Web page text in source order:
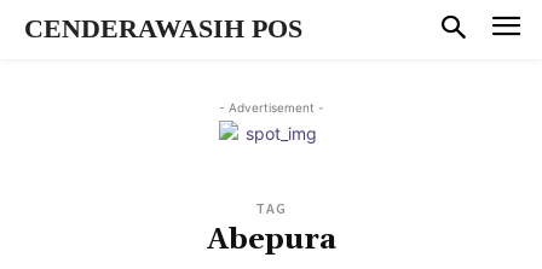
CENDERAWASIH POS
- Advertisement -
TAG
Abepura